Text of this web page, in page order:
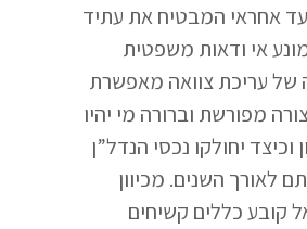
אחראי המבטיח את עתיד
אי ודאות משפטית
של עריכת צוואה מאפשרת
מפורשת וברורה מי יהיו
וכיצד יחולקו נכסי הנדל”ן
לאורך השנים. מכיוון
קובע כללים קשיחים